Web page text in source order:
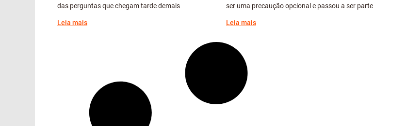
das perguntas que chegam tarde demais
Leia mais
ser uma precaução opcional e passou a ser parte
Leia mais